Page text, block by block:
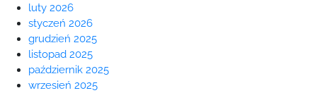
luty 2026
styczeń 2026
grudzień 2025
listopad 2025
październik 2025
wrzesień 2025